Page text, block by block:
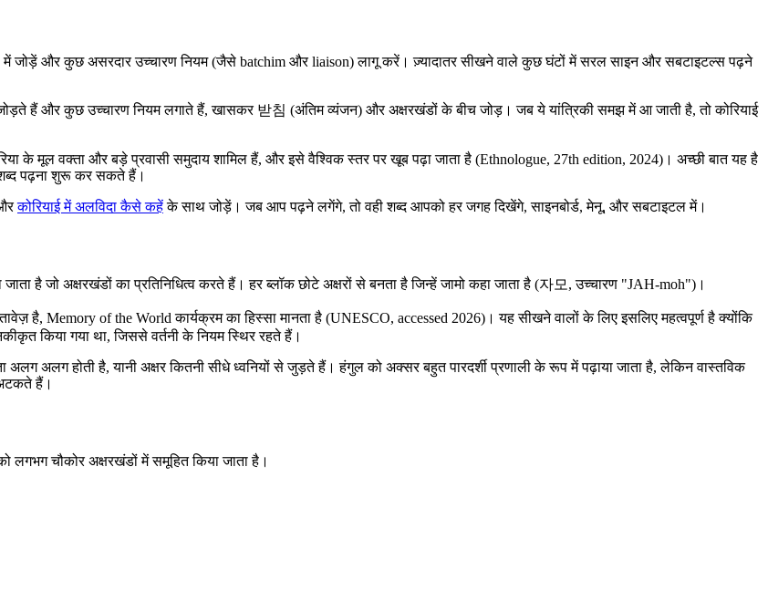
जोड़ें और कुछ असरदार उच्चारण नियम (जैसे batchim और liaison) लागू करें। ज़्यादातर सीखने वाले कुछ घंटों में सरल साइन और सबटाइटल्स पढ़ने
हैं और कुछ उच्चारण नियम लगाते हैं, खासकर 받침 (अंतिम व्यंजन) और अक्षरखंडों के बीच जोड़। जब ये यांत्रिकी समझ में आ जाती है, तो कोरियाई
के मूल वक्ता और बड़े प्रवासी समुदाय शामिल हैं, और इसे वैश्विक स्तर पर खूब पढ़ा जाता है (Ethnologue, 27th edition, 2024)। अच्छी बात यह है
पढ़ना शुरू कर सकते हैं।
कोरियाई में अलविदा कैसे कहेंके साथ जोड़ें। जब आप पढ़ने लगेंगे, तो वही शब्द आपको हर जगह दिखेंगे, साइनबोर्ड, मेनू, और सबटाइटल में।
है जो अक्षरखंडों का प्रतिनिधित्व करते हैं। हर ब्लॉक छोटे अक्षरों से बनता है जिन्हें जामो कहा जाता है (자모, उच्चारण "JAH-moh")।
है, Memory of the World कार्यक्रम का हिस्सा मानता है (UNESCO, accessed 2026)। यह सीखने वालों के लिए इसलिए महत्वपूर्ण है क्योंकि
किया गया था, जिससे वर्तनी के नियम स्थिर रहते हैं।
अलग अलग होती है, यानी अक्षर कितनी सीधे ध्वनियों से जुड़ते हैं। हंगुल को अक्सर बहुत पारदर्शी प्रणाली के रूप में पढ़ाया जाता है, लेकिन वास्तविक
हैं।
लगभग चौकोर अक्षरखंडों में समूहित किया जाता है।